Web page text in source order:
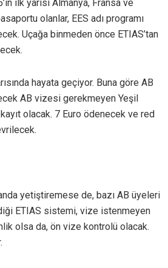
ilk yarısı Almanya, Fransa ve
olanlar, EES adı programı
Uçağa binmeden önce ETIAS’tan
hayata geçiyor. Buna göre AB
AB vizesi gerekmeyen Yeşil
olacak. 7 Euro ödenecek ve red
yetiştiremese de, bazı AB üyeleri
ETIAS sistemi, vize istenmeyen
olsa da, ön vize kontrolü olacak.